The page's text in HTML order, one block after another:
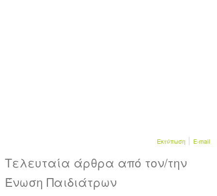
Εκτύπωση E-mail
Τελευταία άρθρα από τον/την
Ένωση Παιδιάτρων